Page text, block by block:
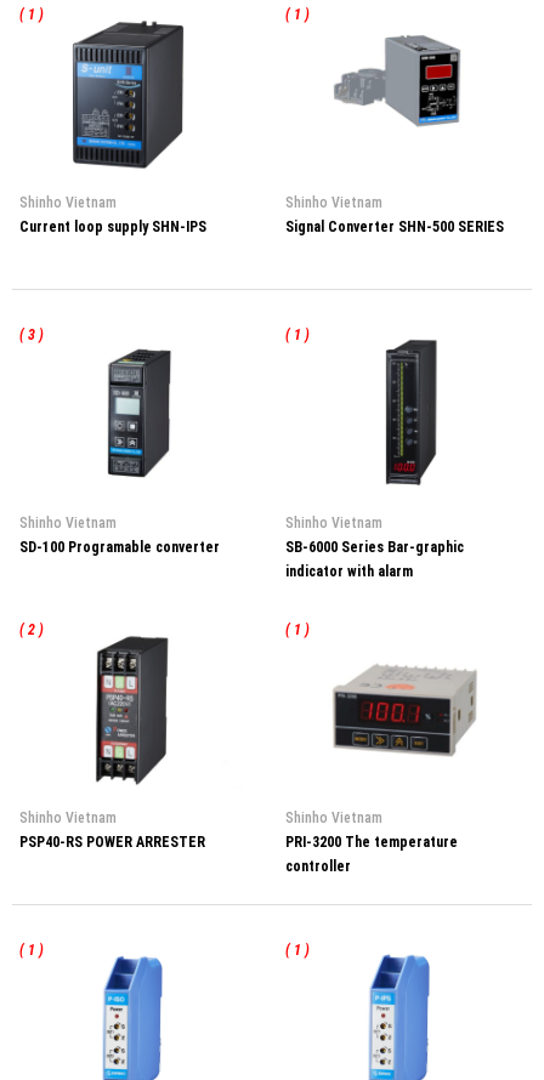
( 1 )
Shinho Vietnam
Current loop supply SHN-IPS
( 1 )
Shinho Vietnam
Signal Converter SHN-500 SERIES
( 3 )
Shinho Vietnam
SD-100 Programable converter
( 1 )
Shinho Vietnam
SB-6000 Series Bar-graphic
indicator with alarm
( 2 )
Shinho Vietnam
PSP40-RS POWER ARRESTER
( 1 )
Shinho Vietnam
PRI-3200 The temperature
controller
( 1 ) ( 1 )